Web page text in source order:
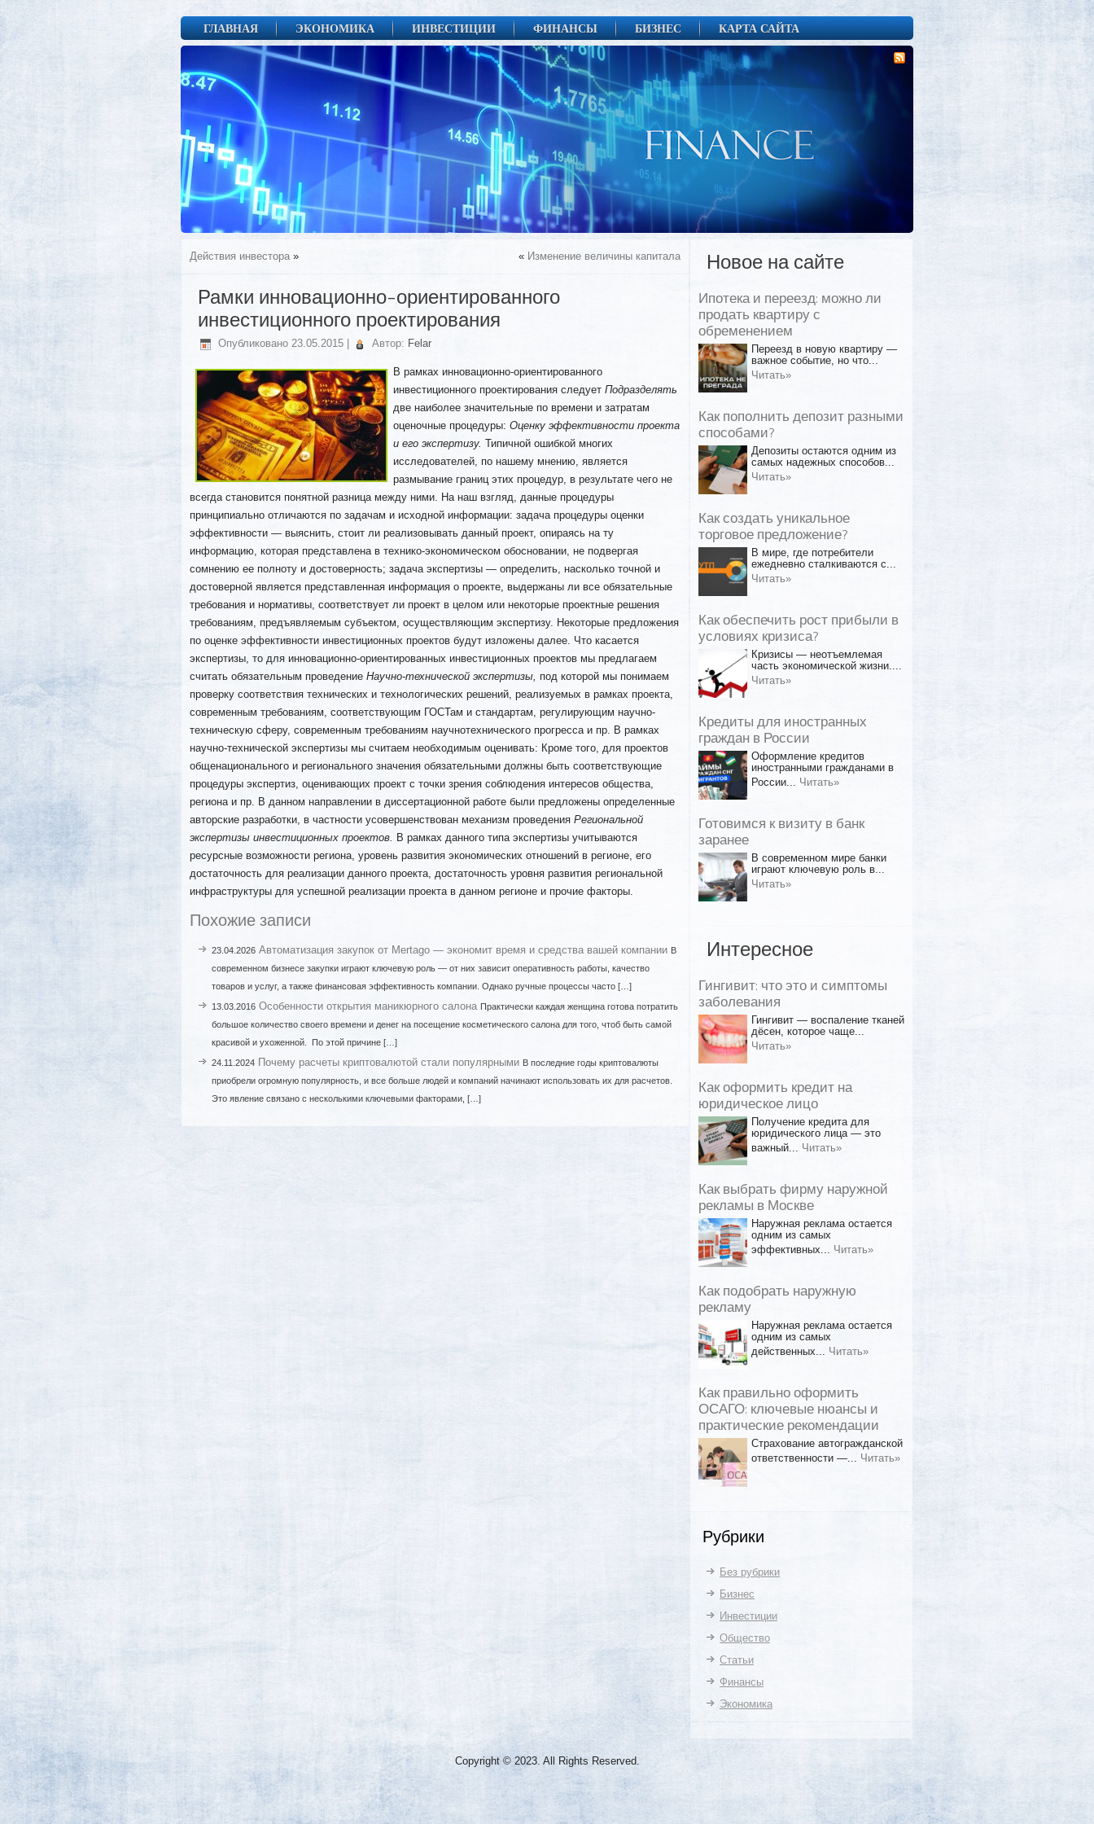
ГЛАВНАЯ ЭКОНОМИКА ИНВЕСТИЦИИ ФИНАНСЫ БИЗНЕС КАРТА САЙТА
Действия инвестора» « Изменение величины капитала
Рамки инновационно-ориентированного
инвестиционного проектирования
Опубликовано 23.05.2015 Автор: Felar
В рамках инновационно-ориентированного
инвестиционного проектирования следует Подразделять
две наиболее значительные по времени и затратам
оценочные процедуры: Оценку эффективности проекта
и его экспертизу. Типичной ошибкой многих
исследователей, по нашему мнению, является
размывание границ этих процедур, в результате чего не
всегда становится понятной разница между ними. На наш взгляд, данные процедуры
принципиально отличаются по задачам и исходной информации: задача процедуры оценки
эффективности — выяснить, стоит ли реализовывать данный проект, опираясь на ту
информацию, которая представлена в технико-экономическом обосновании, не подвергая
сомнению ее полноту и достоверность; задача экспертизы — определить, насколько точной и
достоверной является представленная информация о проекте, выдержаны ли все обязательные
требования и нормативы, соответствует ли проект в целом или некоторые проектные решения
требованиям, предъявляемым субъектом, осуществляющим экспертизу. Некоторые предложения
по оценке эффективности инвестиционных проектов будут изложены далее. Что касается
экспертизы, то для инновационно-ориентированных инвестиционных проектов мы предлагаем
считать обязательным проведение Научно-технической экспертизы, под которой мы понимаем
проверку соответствия технических и технологических решений, реализуемых в рамках проекта,
современным требованиям, соответствующим ГОСТам и стандартам, регулирующим научно-
техническую сферу, современным требованиям научнотехнического прогресса и пр. В рамках
научно-технической экспертизы мы считаем необходимым оценивать: Кроме того, для проектов
общенационального и регионального значения обязательными должны быть соответствующие
процедуры экспертиз, оценивающих проект с точки зрения соблюдения интересов общества,
региона и пр. В данном направлении в диссертационной работе были предложены определенные
авторские разработки, в частности усовершенствован механизм проведения Региональной
экспертизы инвестиционных проектов. В рамках данного типа экспертизы учитываются
ресурсные возможности региона, уровень развития экономических отношений в регионе, его
достаточность для реализации данного проекта, достаточность уровня развития региональной
инфраструктуры для успешной реализации проекта в данном регионе и прочие факторы.
Похожие записи
23.04.2026 Автоматизация закупок от Mertago — экономит время и средства вашей компании В
современном бизнесе закупки играют ключевую роль — от них зависит оперативность работы, качество
товаров и услуг, а также финансовая эффективность компании. Однако ручные процессы часто […]
13.03.2016 Особенности открытия маникюрного салона Практически каждая женщина готова потратить
большое количество своего времени и денег на посещение косметического салона для того, чтоб быть самой
красивой и ухоженной. По этой причине […]
24.11.2024 Почему расчеты криптовалютой стали популярными В последние годы криптовалюты
приобрели огромную популярность, и все больше людей и компаний начинают использовать их для расчетов.
Это явление связано с несколькими ключевыми факторами, […]
Новое на сайте
Ипотека и переезд: можно ли
продать квартиру с
обременением
Переезд в новую квартиру —
важное событие, но что...
Читать»
Как пополнить депозит разными
способами?
Депозиты остаются одним из
самых надежных способов...
Читать»
Как создать уникальное
торговое предложение?
В мире, где потребители
ежедневно сталкиваются с...
Читать»
Как обеспечить рост прибыли в
условиях кризиса?
Кризисы — неотъемлемая
часть экономической жизни....
Читать»
Кредиты для иностранных
граждан в России
Оформление кредитов
иностранными гражданами в
России... Читать»
Готовимся к визиту в банк
заранее
В современном мире банки
играют ключевую роль в...
Читать»
Интересное
Гингивит: что это и симптомы
заболевания
Гингивит — воспаление тканей
дёсен, которое чаще...
Читать»
Как оформить кредит на
юридическое лицо
Получение кредита для
юридического лица — это
важный... Читать»
Как выбрать фирму наружной
рекламы в Москве
Наружная реклама остается
одним из самых
эффективных... Читать»
Как подобрать наружную
рекламу
Наружная реклама остается
одним из самых
действенных... Читать»
Как правильно оформить
ОСАГО: ключевые нюансы и
практические рекомендации
Страхование автогражданской
ответственности —... Читать»
Рубрики
Без рубрики
Бизнес
Инвестиции
Общество
Статьи
Финансы
Экономика
Copyright © 2023. All Rights Reserved.